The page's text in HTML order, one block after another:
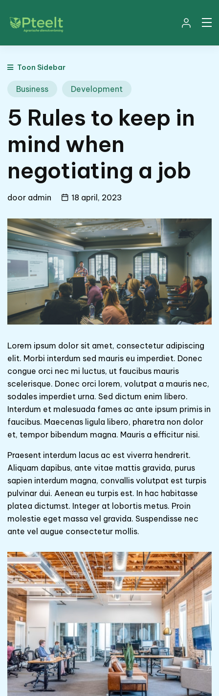
Toon Sidebar
Business Development
5 Rules to keep in
mind when
negotiating a job
door admin 18 april, 2023
Lorem ipsum dolor sit amet, consectetur adipiscing
elit. Morbi interdum sed mauris eu imperdiet. Donec
congue orci nec mi luctus, ut faucibus mauris
scelerisque. Donec orci lorem, volutpat a mauris nec,
sodales imperdiet urna. Sed dictum enim libero.
Interdum et malesuada fames ac ante ipsum primis in
faucibus. Maecenas ligula libero, pharetra non dolor
et, tempor bibendum magna. Mauris a efficitur nisi.
Praesent interdum lacus ac est viverra hendrerit.
Aliquam dapibus, ante vitae mattis gravida, purus
sapien interdum magna, convallis volutpat est turpis
pulvinar dui. Aenean eu turpis est. In hac habitasse
platea dictumst. Integer at lobortis metus. Proin
molestie eget massa vel gravida. Suspendisse nec
ante vel augue consectetur mollis.